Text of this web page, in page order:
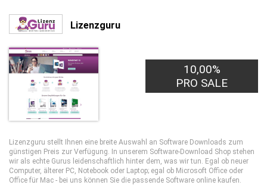
Lizenzguru
10,00%
PRO SALE
Lizenzguru stellt Ihnen eine breite Auswahl an Software Downloads zum
günstigen Preis zur Verfügung. In unserem Software-Download Shop stehen
wir als echte Gurus leidenschaftlich hinter dem, was wir tun. Egal ob neuer
Computer, älterer PC, Notebook oder Laptop; egal ob Microsoft Office oder
Office für Mac - bei uns können Sie die passende Software online kaufen.